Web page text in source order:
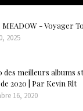
MEADOW - Voyager
2025
des meilleurs albums
2020 | Par Kevin Rlt
16, 2020